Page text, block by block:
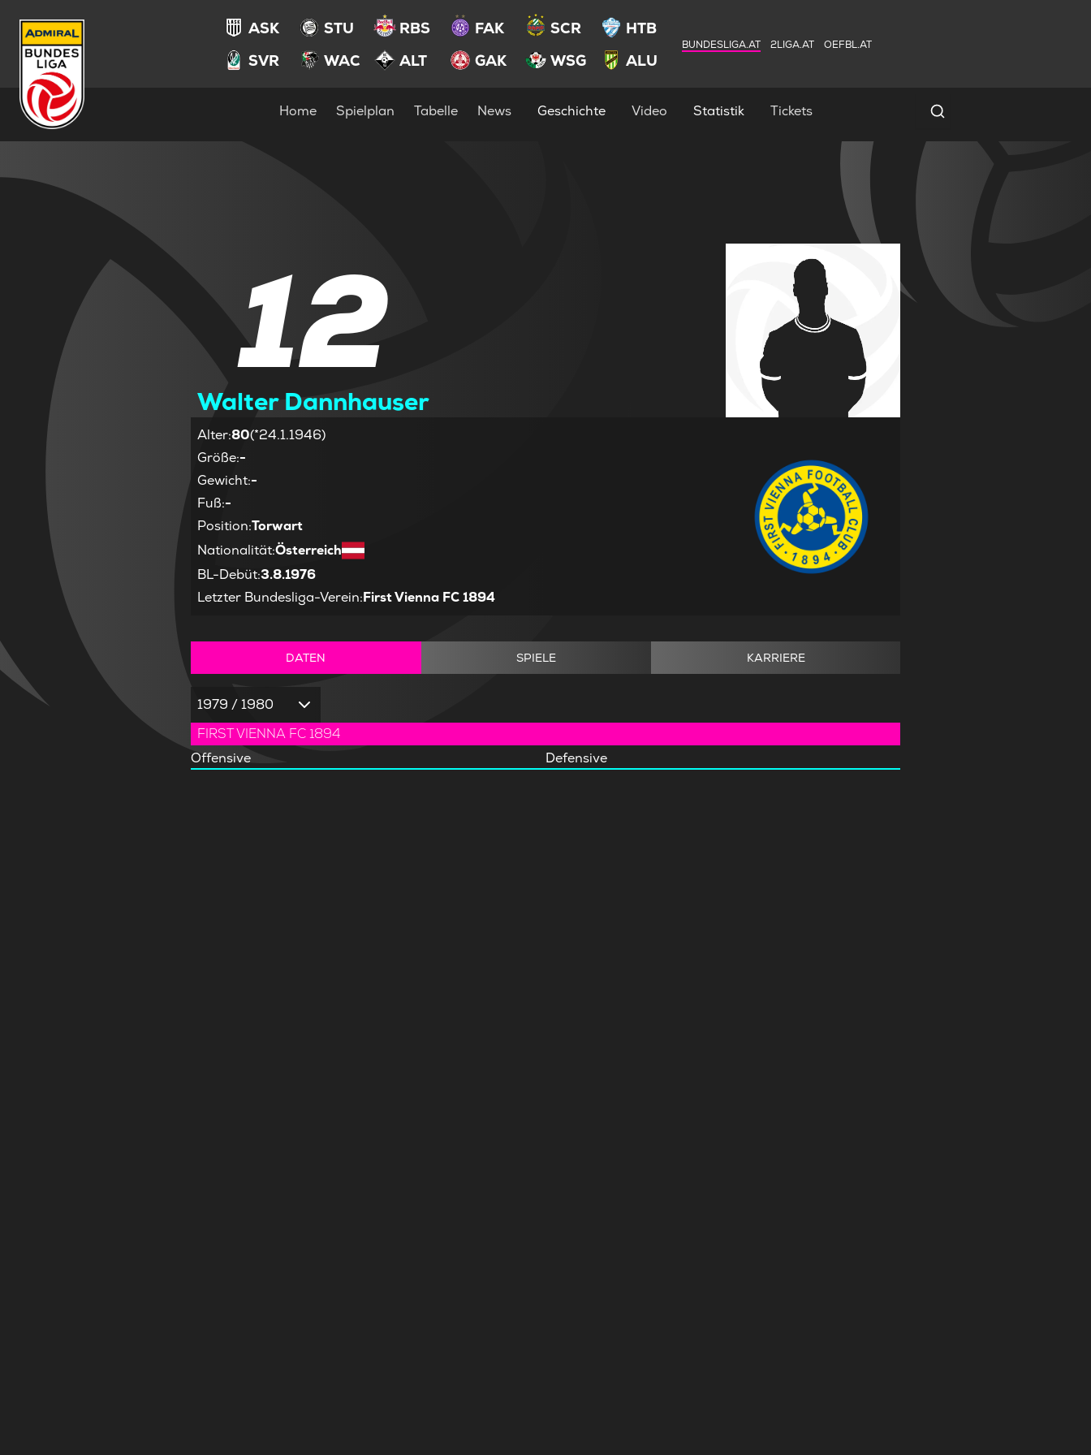
ASK STU RBS FAK SCR
HTB
SVR
WAC ALT GAK WSG ALU
BUNDESLIGA.AT 2LIGA.AT OEFBL.AT
Home Spielplan Tabelle News Geschichte Video Statistik Tickets Spielersuche
12
Walter Dannhauser
Alter:80(*24.1.1946)
Größe:-
Gewicht:-
Fuß:-
Position:Torwart
Nationalität:Österreich
BL-Debüt:3.8.1976
Letzter Bundesliga-Verein:First Vienna FC 1894
DATEN SPIELE KARRIERE
1979 / 1980
FIRST VIENNA FC 1894
Offensive
Defensive